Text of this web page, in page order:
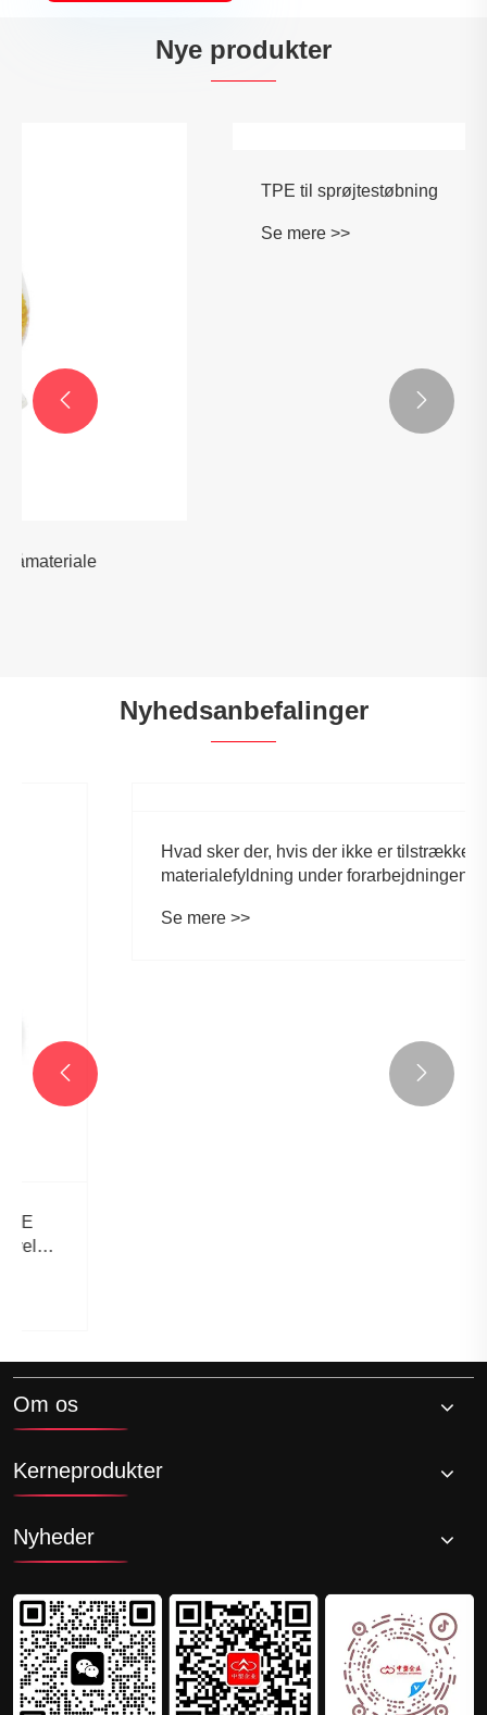
Nye produkter
TPE til sprøjtestøbning
 
Nyhedsanbefalinger
 
Om os
Kerneprodukter
Nyheder